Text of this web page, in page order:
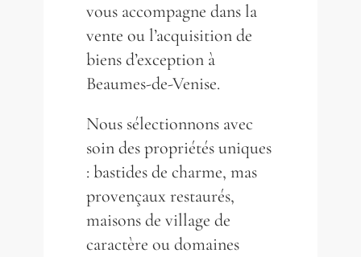
vous accompagne dans la
vente ou l’acquisition de
biens d’exception à
Beaumes-de-Venise.
Nous sélectionnons avec
soin des propriétés uniques
: bastides de charme, mas
provençaux restaurés,
maisons de village de
caractère ou domaines